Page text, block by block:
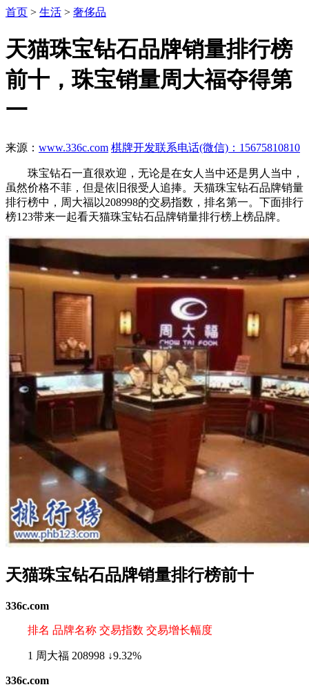
首页 > 生活 > 奢侈品
天猫珠宝钻石品牌销量排行榜
前十，珠宝销量周大福夺得第
一
来源： www.336c.com 棋牌开发联系电话(微信)：15675810810
珠宝钻石一直很欢迎，无论是在女人当中还是男人当中，
虽然价格不菲，但是依旧很受人追捧。天猫珠宝钻石品牌销量
排行榜中，周大福以208998的交易指数，排名第一。下面排行
榜123带来一起看天猫珠宝钻石品牌销量排行榜上榜品牌。
天猫珠宝钻石品牌销量排行榜前十
336c.com
排名 品牌名称 交易指数 交易增长幅度
1 周大福 208998 ↓9.32%
336c.com